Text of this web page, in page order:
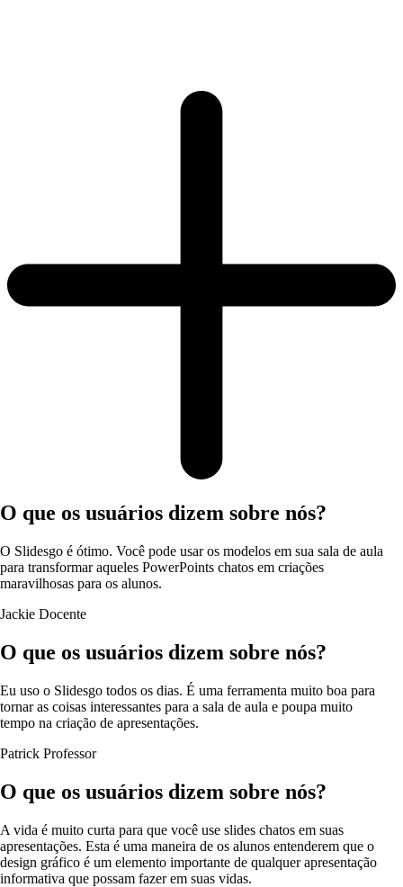
O que os usuários dizem sobre nós?
O Slidesgo é ótimo. Você pode usar os modelos em sua sala de aula
para transformar aqueles PowerPoints chatos em criações
maravilhosas para os alunos.
Jackie Docente
O que os usuários dizem sobre nós?
Eu uso o Slidesgo todos os dias. É uma ferramenta muito boa para
tornar as coisas interessantes para a sala de aula e poupa muito
tempo na criação de apresentações.
Patrick Professor
O que os usuários dizem sobre nós?
A vida é muito curta para que você use slides chatos em suas
apresentações. Esta é uma maneira de os alunos entenderem que o
design gráfico é um elemento importante de qualquer apresentação
informativa que possam fazer em suas vidas.